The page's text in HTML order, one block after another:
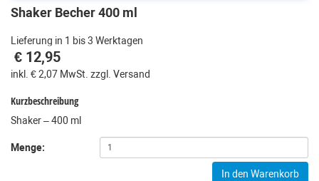
Shaker Becher 400 ml
Lieferung in 1 bis 3 Werktagen
€ 12,95
inkl. € 2,07 MwSt. zzgl. Versand
Kurzbeschreibung
Shaker – 400 ml
Menge:
In den Warenkorb